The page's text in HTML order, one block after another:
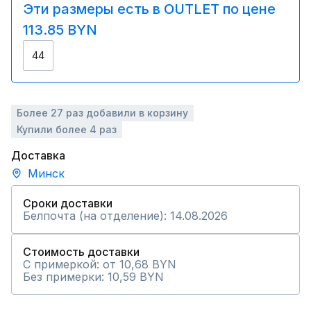
Эти размеры есть в OUTLET по цене
113.85 BYN
44
Более 27 раз добавили в корзину
Купили более 4 раз
Доставка
Минск
Сроки доставки
Белпочта (на отделение): 14.08.2026
Стоимость доставки
С примеркой: от 10,68 BYN
Без примерки: 10,59 BYN